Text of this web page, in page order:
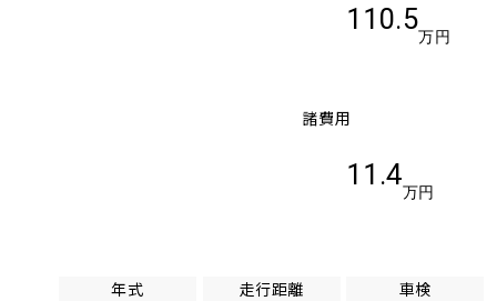
110.5
万円
諸費用
11.4
万円
年式
走行距離
車検